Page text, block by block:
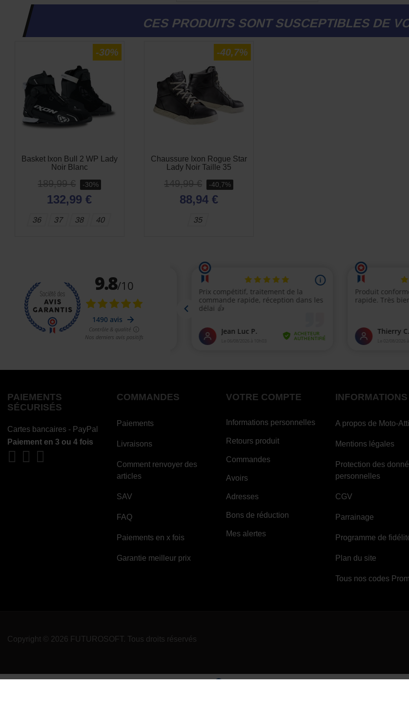
CES PRODUITS SONT SUSCEPTIBLES DE
-30%
Basket Ixon Bull 2 WP Lady
Noir Blanc
189,99 € -30%
132,99 €
36 37 38 40
-40,7%
Chaussure Ixon Rogue Star
Lady Noir Taille 35
149,99 € -40,7%
88,94 €
35
PAIEMENTS
SÉCURISÉS
Cartes bancaires - PayPal
Paiement en 3 ou 4 fois
COMMANDES
Paiements
Livraisons
Comment renvoyer des
articles
SAV
FAQ
Paiements en x fois
Garantie meilleur prix
VOTRE COMPTE
Informations personnelles
Retours produit
Commandes
Avoirs
Adresses
Bons de réduction
Mes alertes
INFORMATIONS
A propos de Moto-
Mentions légales
Protection des
personnelles
CGV
Parrainage
Programme de
Plan du site
Tous nos codes
Copyright © 2026 FUTUROSOFT. Tous droits réservés